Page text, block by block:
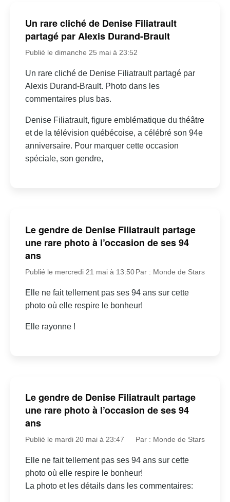
Un rare cliché de Denise Filiatrault
partagé par Alexis Durand-Brault
Publié le dimanche 25 mai à 23:52
Un rare cliché de Denise Filiatrault partagé par
Alexis Durand-Brault. Photo dans les
commentaires plus bas.
Denise Filiatrault, figure emblématique du théâtre
et de la télévision québécoise, a célébré son 94e
anniversaire. Pour marquer cette occasion
spéciale, son gendre,
Le gendre de Denise Filiatrault partage
une rare photo à l’occasion de ses 94
ans
Publié le mercredi 21 mai à 13:50 Par : Monde de Stars
Elle ne fait tellement pas ses 94 ans sur cette
photo où elle respire le bonheur!
Elle rayonne !
Le gendre de Denise Filiatrault partage
une rare photo à l’occasion de ses 94
ans
Publié le mardi 20 mai à 23:47 Par : Monde de Stars
Elle ne fait tellement pas ses 94 ans sur cette
photo où elle respire le bonheur!
La photo et les détails dans les commentaires: